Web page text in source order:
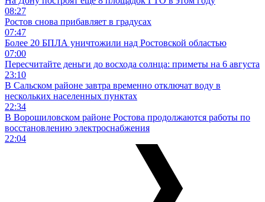
08:27
Ростов снова прибавляет в градусах
07:47
Более 20 БПЛА уничтожили над Ростовской областью
07:00
Пересчитайте деньги до восхода солнца: приметы на 6 августа
23:10
В Сальском районе завтра временно отключат воду в
нескольких населенных пунктах
22:34
В Ворошиловском районе Ростова продолжаются работы по
восстановлению электроснабжения
22:04